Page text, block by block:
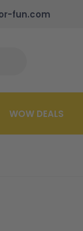
fun.com
WOW DEALS